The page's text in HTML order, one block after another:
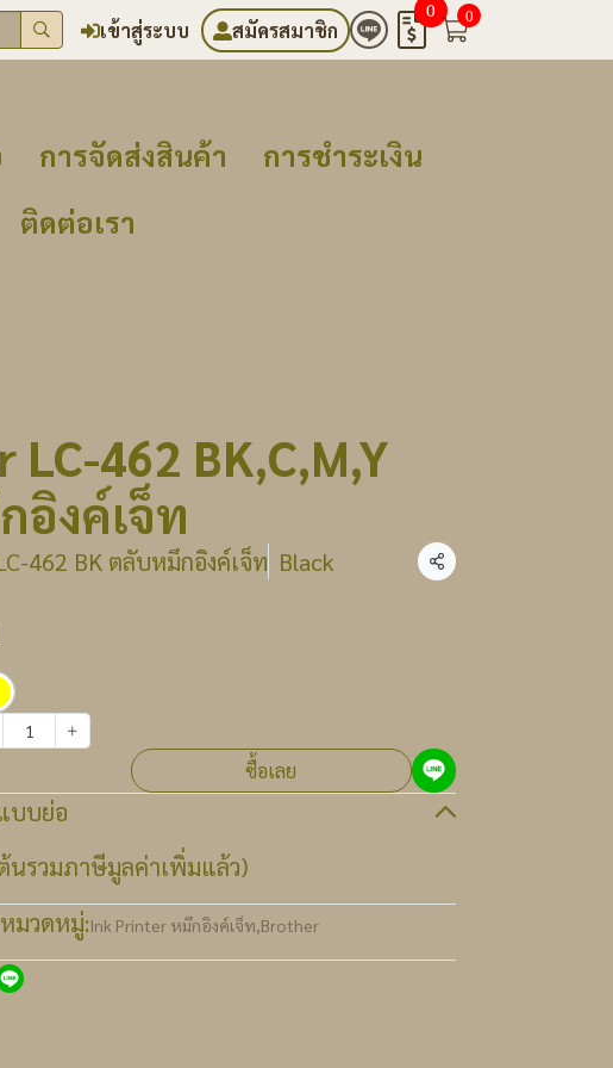
เข้าสู่ระบบ สมัครสมาชิก
0 0
การจัดส่งสินค้า
การชำระเงิน
ติดต่อเรา
LC-462 BK,C,M,Y
อิงค์เจ็ท
462 BK ตลับหมึกอิงค์เจ็ท Black แชร์
ซื้อเลย
บบย่อ
นรวมภาษีมูลค่าเพิ่มแล้ว)
หมวดหมู่:Ink Printer หมึกอิงค์เจ็ท,Brother